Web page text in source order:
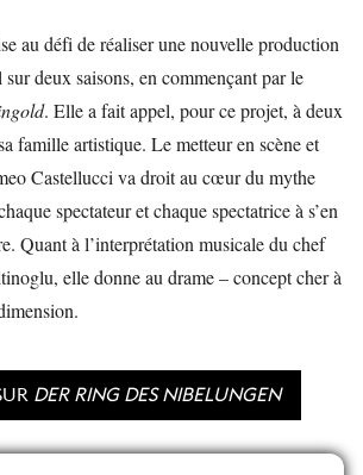
au défi de réaliser une nouvelle production
deux saisons, en commençant par le
. Elle a fait appel, pour ce projet, à deux
famille artistique. Le metteur en scène et
Castellucci va droit au cœur du mythe
spectateur et chaque spectatrice à s’en
Quant à l’interprétation musicale du chef
elle donne au drame – concept cher à
DER RING DES NIBELUNGEN